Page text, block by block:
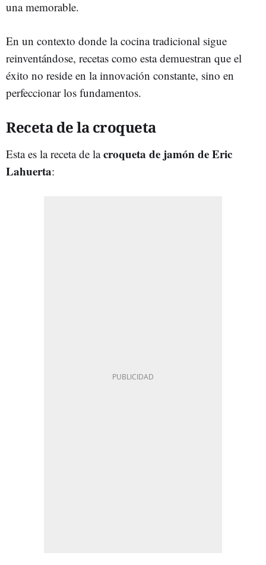
una memorable.
En un contexto donde la cocina tradicional sigue
reinventándose, recetas como esta demuestran que el
éxito no reside en la innovación constante, sino en
perfeccionar los fundamentos.
Receta de la croqueta
Esta es la receta de lacroqueta de jamón de Eric
Lahuerta: